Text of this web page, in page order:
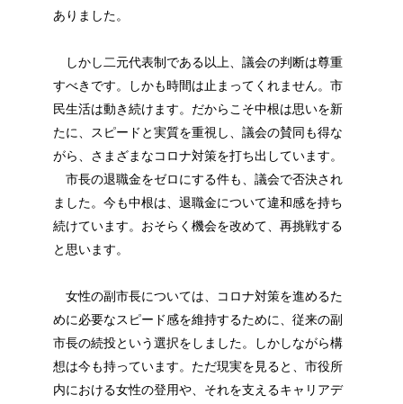
ありました。
しかし二元代表制である以上、議会の判断は尊重
すべきです。しかも時間は止まってくれません。市
民生活は動き続けます。だからこそ中根は思いを新
たに、スピードと実質を重視し、議会の賛同も得な
がら、さまざまなコロナ対策を打ち出しています。
市長の退職金をゼロにする件も、議会で否決され
ました。今も中根は、退職金について違和感を持ち
続けています。おそらく機会を改めて、再挑戦する
と思います。
女性の副市長については、コロナ対策を進めるた
めに必要なスピード感を維持するために、従来の副
市長の続投という選択をしました。しかしながら構
想は今も持っています。ただ現実を見ると、市役所
内における女性の登用や、それを支えるキャリアデ